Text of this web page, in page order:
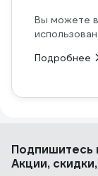
Вы можете
использован
Подробнее
Подпишитесь
Акции,